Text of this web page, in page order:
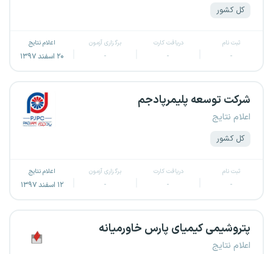
کل کشور
ثبت نام
-
دریافت کارت
-
برگزاری آزمون
-
اعلام نتایج
۲۰ اسفند ۱۳۹۷
شرکت توسعه پلیمر‌پادجم
اعلام نتایج
کل کشور
ثبت نام
-
دریافت کارت
-
برگزاری آزمون
-
اعلام نتایج
۱۲ اسفند ۱۳۹۷
پتروشیمی کیمیای پارس خاورمیانه
اعلام نتایج